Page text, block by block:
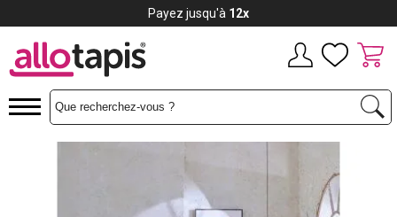
Payez jusqu'à 12x